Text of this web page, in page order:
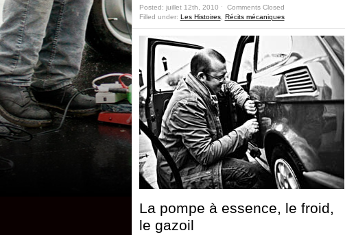
Posted: juillet 12th, 2010 ˑ Comments Closed
Filled under: Les Histoires, Récits mécaniques
La pompe à essence, le froid,
le gazoil